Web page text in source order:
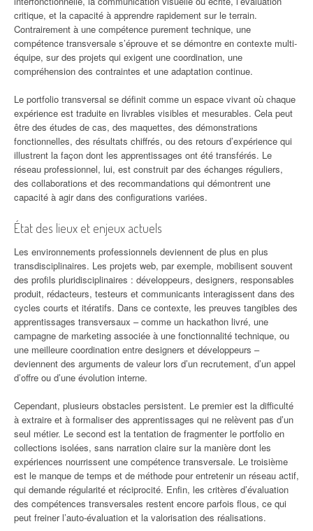
critique, et la capacité à apprendre rapidement sur le terrain.
Contrairement à une compétence purement technique, une
compétence transversale s’éprouve et se démontre en contexte multi-
équipe, sur des projets qui exigent une coordination, une
compréhension des contraintes et une adaptation continue.
Le portfolio transversal se définit comme un espace vivant où chaque
expérience est traduite en livrables visibles et mesurables. Cela peut
être des études de cas, des maquettes, des démonstrations
fonctionnelles, des résultats chiffrés, ou des retours d’expérience qui
illustrent la façon dont les apprentissages ont été transférés. Le
réseau professionnel, lui, est construit par des échanges réguliers,
des collaborations et des recommandations qui démontrent une
capacité à agir dans des configurations variées.
État des lieux et enjeux actuels
Les environnements professionnels deviennent de plus en plus
transdisciplinaires. Les projets web, par exemple, mobilisent souvent
des profils pluridisciplinaires : développeurs, designers, responsables
produit, rédacteurs, testeurs et communicants interagissent dans des
cycles courts et itératifs. Dans ce contexte, les preuves tangibles des
apprentissages transversaux – comme un hackathon livré, une
campagne de marketing associée à une fonctionnalité technique, ou
une meilleure coordination entre designers et développeurs –
deviennent des arguments de valeur lors d’un recrutement, d’un appel
d’offre ou d’une évolution interne.
Cependant, plusieurs obstacles persistent. Le premier est la difficulté
à extraire et à formaliser des apprentissages qui ne relèvent pas d’un
seul métier. Le second est la tentation de fragmenter le portfolio en
collections isolées, sans narration claire sur la manière dont les
expériences nourrissent une compétence transversale. Le troisième
est le manque de temps et de méthode pour entretenir un réseau actif,
qui demande régularité et réciprocité. Enfin, les critères d’évaluation
des compétences transversales restent encore parfois flous, ce qui
peut freiner l’auto-évaluation et la valorisation des réalisations.